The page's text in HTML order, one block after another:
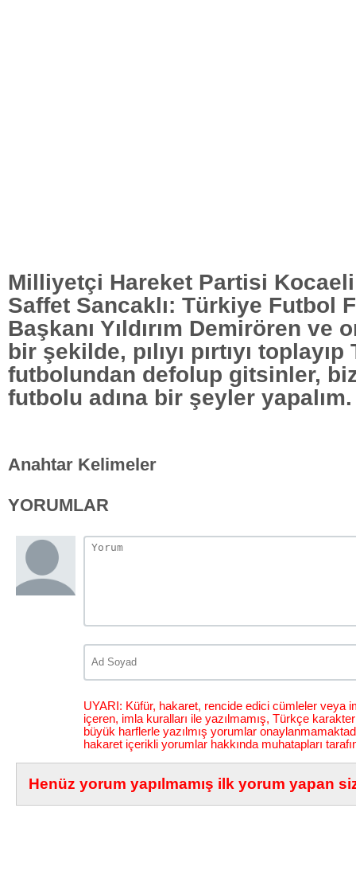
Milliyetçi Hareket Partisi
Saffet Sancaklı: Türkiye Futbol
Başkanı Yıldırım Demirören ve
bir şekilde, pılıyı pırtıyı toplayıp
futbolundan defolup gitsinler,
futbolu adına bir şeyler yapalım.
Anahtar Kelimeler
YORUMLAR
UYARI: Küfür, hakaret, rencide edici cümleler veya
içeren, imla kuralları ile yazılmamış, Türkçe
büyük harflerle yazılmış yorumlar
hakaret içerikli yorumlar hakkında muhatapları
Henüz yorum yapılmamış ilk yorum yapan